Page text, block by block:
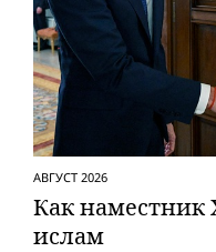
АВГУСТ 2026
Как наместник
ислам